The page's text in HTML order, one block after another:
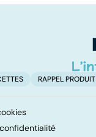
RAPPEL PRODUIT